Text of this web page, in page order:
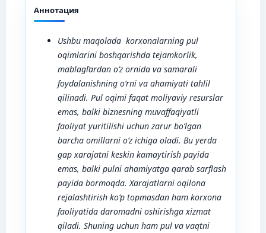
Аннотация
Ushbu maqoladakorxonalarning pul
oqimlarini boshqarishda tejamkorlik,
mablag`lardan o‘z ornida va samarali
foydalanishningo‘rni va ahamiyati tahlil
qilinadi. Pul oqimi faqat moliyaviy resurslar
emas, balki biznesning muvaffaqiyatli
faoliyat yuritilishi uchun zarur bo‘lgan
barcha omillarni o‘z ichiga oladi. Bu yerda
gap xarajatni keskin kamaytirish payida
emas, balki pulni ahamiyatga qarab sarflash
payida bormoqda. Xarajatlarni oqilona
rejalashtirish ko‘p topmasdan ham korxona
faoliyatida daromadni oshirishga xizmat
qiladi. Shuning uchun ham pul va vaqtni